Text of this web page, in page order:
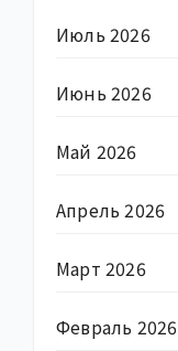
Июль 2026
Июнь 2026
Май 2026
Апрель 2026
Март 2026
Февраль 2026